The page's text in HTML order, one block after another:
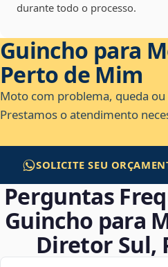
durante todo o processo.
Guincho para
Perto de Mim
Moto com problema, queda ou
Prestamos o atendimento
SOLICITE SEU
Perguntas
Guincho para
Diretor Sul,